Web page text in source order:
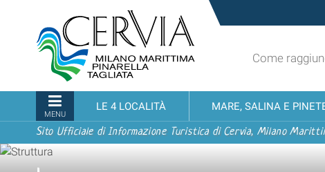
contenuti.
alla
navigazione
turistico
ufficiale
Cervia,
Milano
Marittima,
Pinarella,
Tagliata
Come
MENU
LE 4 LOCALITÀ MARE, SALINA E
Sito Ufficiale di Informazione Turistica di Cervia, Milano